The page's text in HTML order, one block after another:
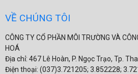
VỀ CHÚNG TÔI
CÔNG TY CỔ PHẦN MÔI TRƯỜNG VÀ
HOÁ
Địa chỉ: 467 Lê Hoàn, P. Ngọc Trạo, Tp.
Điện thoại: (037)3.721205; 3.852228;